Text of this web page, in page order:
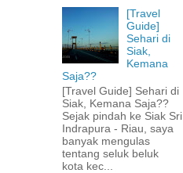
[Travel
Guide]
Sehari di
Siak,
Kemana
Saja??
[Travel Guide] Sehari di
Siak, Kemana Saja??
Sejak pindah ke Siak Sri
Indrapura - Riau, saya
banyak mengulas
tentang seluk beluk
kota kec...